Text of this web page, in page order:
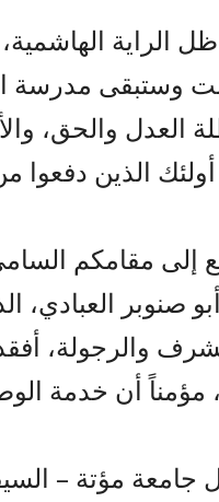
الراية
وستبقى مدرسة
والحق،
الذين دفعوا
إلى مقامكم
صنوبر العبادي،
والرجولة،
مؤمناً أن خدمة
جامعة مؤتة –